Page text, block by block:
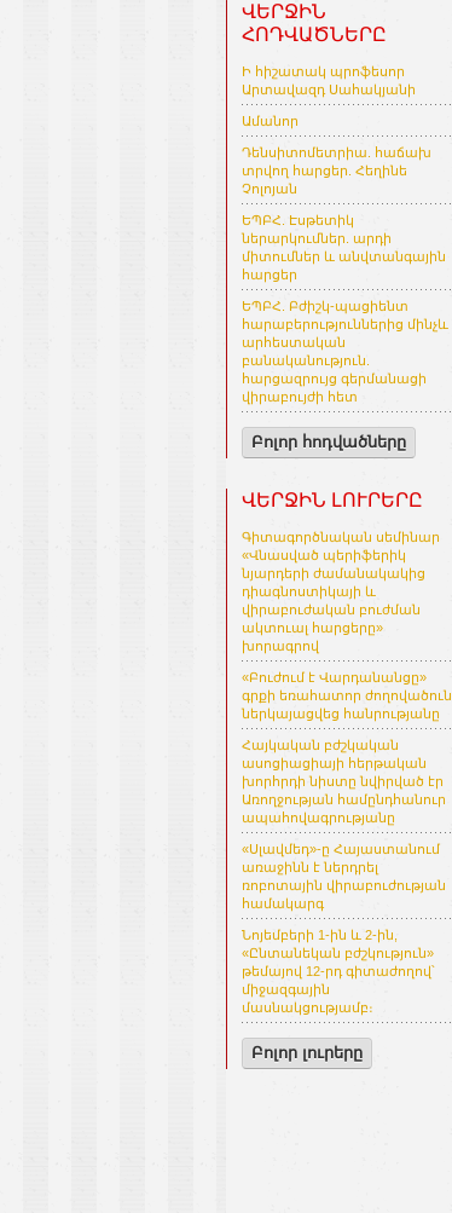
ՎԵՐՋԻՆ
ՀՈԴՎԱԾՆԵՐԸ
Ի հիշատակ պրոֆեսոր
Արտավազդ Սահակյանի
Ամանոր
Դենսիտոմետրիա. հաճախ
տրվող հարցեր. Հեղինե
Չոլոյան
ԵՊԲՀ. Էսթետիկ
ներարկումներ. արդի
միտումներ և անվտանգային
հարցեր
ԵՊԲՀ. Բժիշկ-պացիենտ
հարաբերություններից մինչև
արհեստական
բանականություն.
հարցազրույց գերմանացի
վիրաբույժի հետ
Բոլոր հոդվածները
ՎԵՐՋԻՆ ԼՈՒՐԵՐԸ
Գիտագործնական սեմինար
«Վնասված պերիֆերիկ
նյարդերի ժամանակակից
դիագնոստիկայի և
վիրաբուժական բուժման
ակտուալ հարցերը»
խորագրով
«Բուժում է Վարդանանցը»
գրքի եռահատոր ժողովածուն
ներկայացվեց հանրությանը
Հայկական բժշկական
ասոցիացիայի հերթական
խորհրդի նիստը նվիրված էր
Առողջության համընդհանուր
ապահովագրությանը
«Սլավմեդ»-ը Հայաստանում
առաջինն է ներդրել
ռոբոտային վիրաբուժության
համակարգ
Նոյեմբերի 1-ին և 2-ին,
«Ընտանեկան բժշկություն»
թեմայով 12-րդ գիտաժողով՝
միջազգային
մասնակցությամբ։
Բոլոր լուրերը